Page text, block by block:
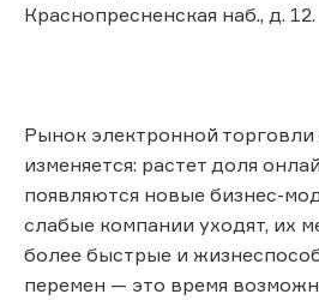
Краснопресненская наб., д. 12.
Рынок электронной торговли
изменяется: растет доля
появляются новые бизнес-
слабые компании уходят, их
более быстрые и
перемен — это время